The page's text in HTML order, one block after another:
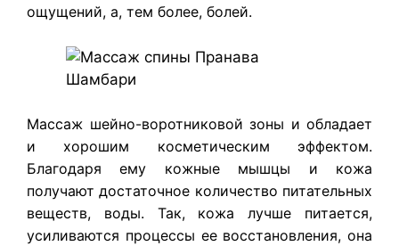
ощущений, а, тем более, болей.
​Массаж шейно-воротниковой зоны и обладает
и хорошим косметическим эффектом.
Благодаря ему кожные мышцы и кожа
получают достаточное количество питательных
веществ, воды. Так, кожа лучше питается,
усиливаются процессы ее восстановления, она